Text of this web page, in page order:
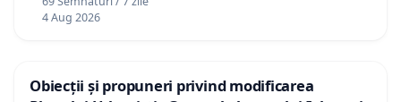
4 Aug 2026
Obiecții și propuneri privind modificarea